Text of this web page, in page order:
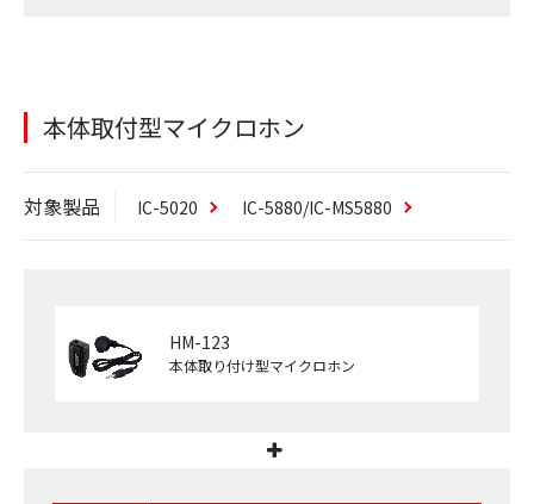
本体取付型マイクロホン
対象製品 IC-5020 IC-5880/IC-MS5880
HM-123
本体取り付け型マイクロホン